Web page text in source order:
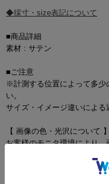
◆採寸・size表記について
■商品詳細
素材 : サテン
■ご注意
※計測する位置によって多少
い。
サイズ・イメージ違いによる
【 画像の色・光沢について 】
お客様のモニタ環境により